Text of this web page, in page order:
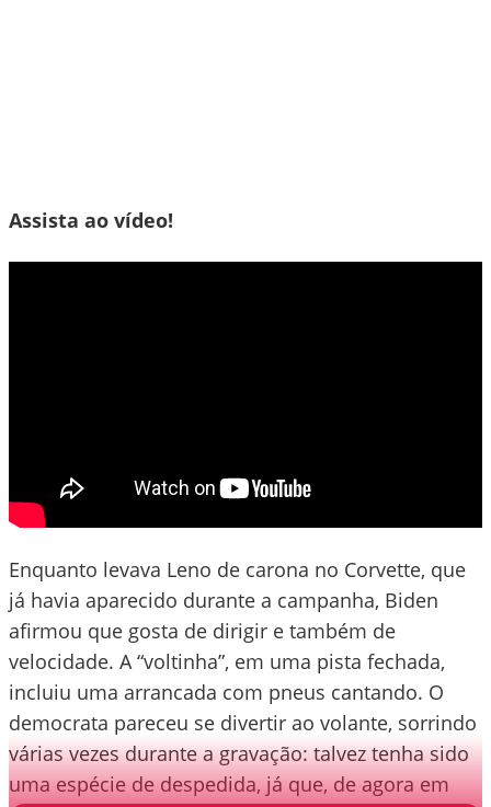
Assista ao vídeo!
Enquanto levava Leno de carona no Corvette, que
já havia aparecido durante a campanha, Biden
afirmou que gosta de dirigir e também de
velocidade. A “voltinha”, em uma pista fechada,
incluiu uma arrancada com pneus cantando. O
democrata pareceu se divertir ao volante, sorrindo
várias vezes durante a gravação: talvez tenha sido
uma espécie de despedida, já que, de agora em